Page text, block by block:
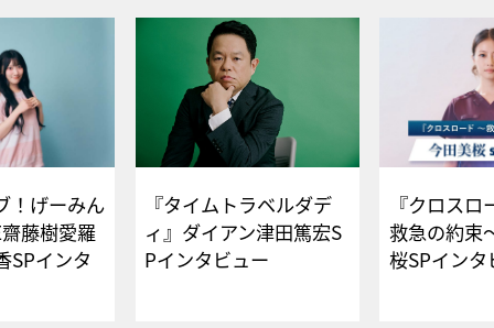
！げーみん
藤樹愛羅
SPインタ
『タイムトラベルダデ
ィ』ダイアン津田篤宏S
Pインタビュー
『クロス
救急の約束
桜SPイ